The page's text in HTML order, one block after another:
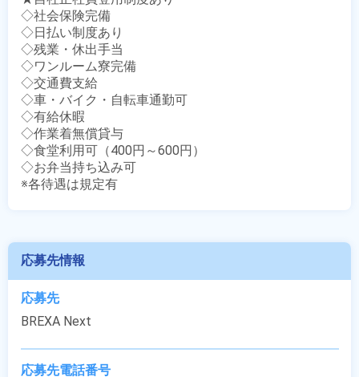
◇社会保険完備
◇日払い制度あり
◇残業・休出手当
◇ワンルーム寮完備
◇交通費支給
◇車・バイク・自転車通勤可
◇有給休暇
◇作業着無償貸与
◇食堂利用可（400円～600円）
◇お弁当持ち込み可
※各待遇は規定有
応募先情報
応募先
BREXA Next
応募先電話番号